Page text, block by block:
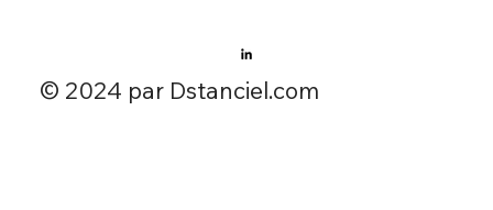
​© 2024 par Dstanciel.com